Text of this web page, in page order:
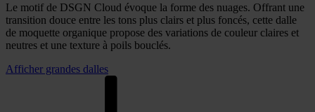
Le motif de DSGN Cloud évoque la forme des nuages. Offrant une
transition douce entre les tons plus clairs et plus foncés, cette dalle
de moquette organique propose des variations de couleur claires et
neutres et une texture à poils bouclés.
Afficher grandes dalles